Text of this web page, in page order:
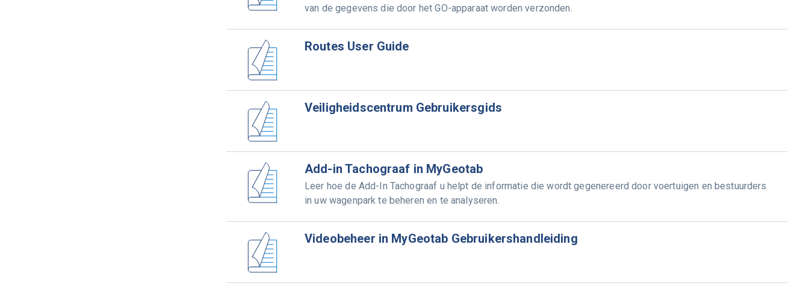
van de gegevens die door het GO-apparaat worden verzonden.
Routes User Guide
Veiligheidscentrum Gebruikersgids
Add-in Tachograaf in MyGeotab
Leer hoe de Add-In Tachograaf u helpt de informatie die wordt gegenereerd door voertuigen en bestuurders
in uw wagenpark te beheren en te analyseren.
Videobeheer in MyGeotab Gebruikershandleiding